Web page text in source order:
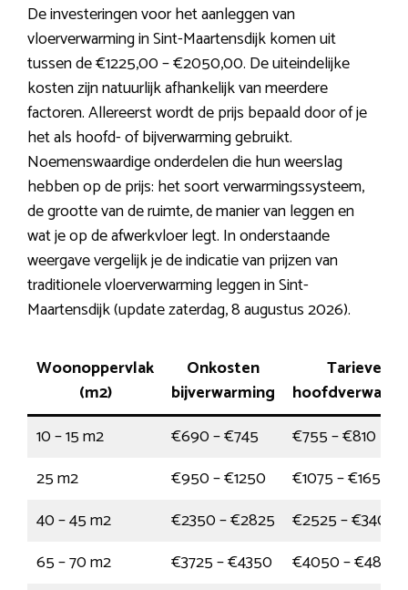
De investeringen voor het aanleggen van
vloerverwarming in Sint-Maartensdijk komen uit
tussen de €1225,00 – €2050,00. De uiteindelijke
kosten zijn natuurlijk afhankelijk van meerdere
factoren. Allereerst wordt de prijs bepaald door of je
het als hoofd- of bijverwarming gebruikt.
Noemenswaardige onderdelen die hun weerslag
hebben op de prijs: het soort verwarmingssysteem,
de grootte van de ruimte, de manier van leggen en
wat je op de afwerkvloer legt. In onderstaande
weergave vergelijk je de indicatie van prijzen van
traditionele vloerverwarming leggen in Sint-
Maartensdijk (update zaterdag, 8 augustus 2026).
Woonoppervlak
(m2)
Onkosten
bijverwarming
Tarieven
10 – 15 m2
€690 – €745
€755 – €810
25 m2
€950 – €1250
€1075 – €1650
40 – 45 m2
€2350 – €2825
€2525 – €3400
65 – 70 m2
€3725 – €4350
€4050 – €4800